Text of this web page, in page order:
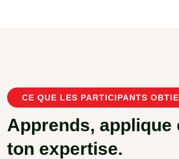
CE QUE LES PARTICIPANTS
Apprends, applique
ton expertise.